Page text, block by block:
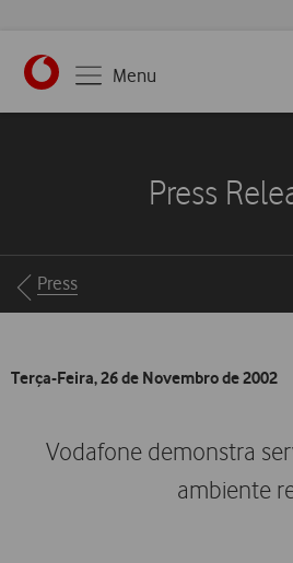
https://www.vodafone.pt
Menu
Press
Breadcrumbs
Press
Terça-Feira, 26 de Novembro de 2002
Vodafone demonstra
ambiente